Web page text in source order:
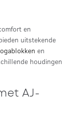
en
uitstekende
en
houdingen
AJ-